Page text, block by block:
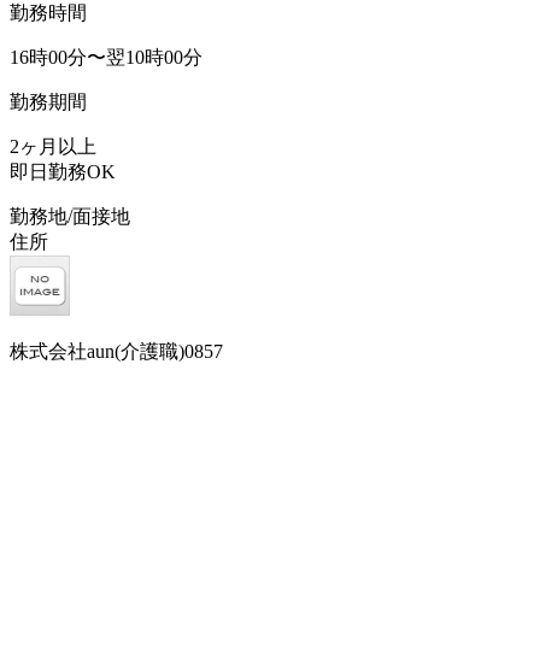
勤務時間
16時00分〜翌10時00分
勤務期間
2ヶ月以上
即日勤務OK
勤務地/面接地
住所
株式会社aun(介護職)0857